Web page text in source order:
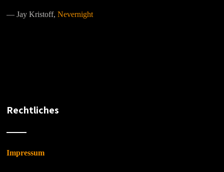
―Jay Kristoff,Nevernight
Rechtliches
Impressum